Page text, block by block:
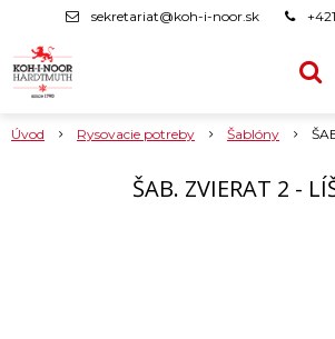
sekretariat@koh-i-noor.sk
Úvod Rysovacie potreby Šablóny
ŠAB. ZVIERAT 2 -